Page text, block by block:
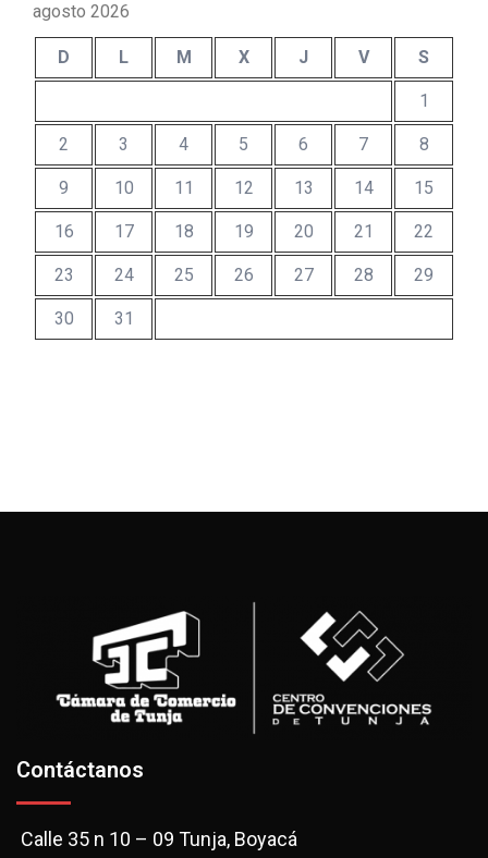
agosto 2026
D L M X J V S
1
2 3 4 5 6 7 8
9 10 11 12 13 14 15
16 17 18 19 20 21 22
23 24 25 26 27 28 29
30 31
Contáctanos
Calle 35 n 10 – 09 Tunja, Boyacá